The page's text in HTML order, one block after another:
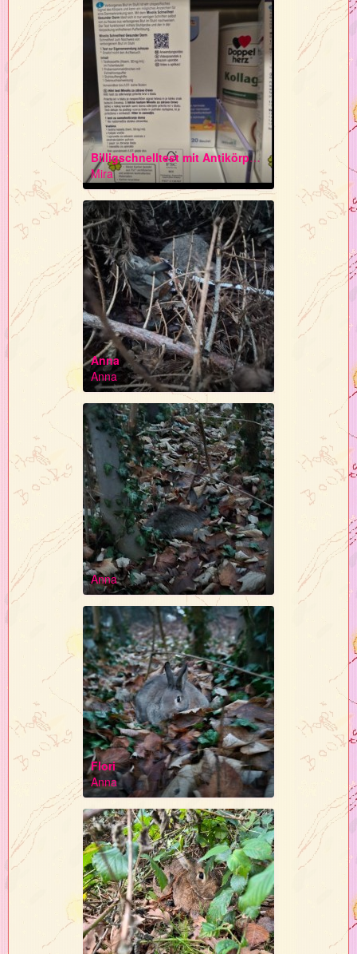
Billigschnelltest mit Antikörperbeschleunigern aus Basis industrieller "Tierversuche"
Mira
Anna
Anna
Anna
Flori
Anna